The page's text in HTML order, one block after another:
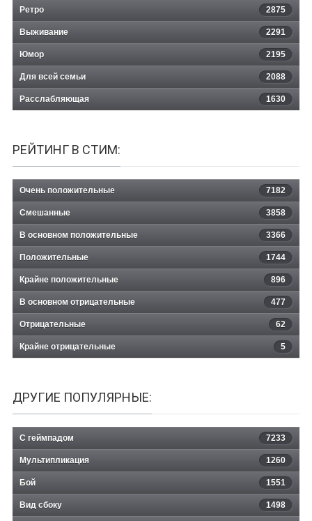
Ретро 2875
Выживание 2291
Юмор 2195
Для всей семьи 2088
Расслабляющая 1630
РЕЙТИНГ В СТИМ:
Очень положительные 7182
Смешанные 3858
В основном положительные 3366
Положительные 1744
Крайне положительные 896
В основном отрицательные 477
Отрицательные 62
Крайне отрицательные 5
ДРУГИЕ ПОПУЛЯРНЫЕ:
С геймпадом 7233
Мультипликация 1260
Бой 1551
Вид сбоку 1498